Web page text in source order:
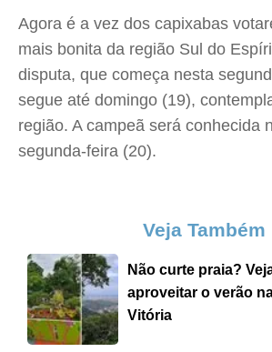
Agora é a vez dos capixabas
mais bonita da região Sul do
disputa, que começa nesta
segue até domingo (19),
região. A campeã será conhecida
segunda-feira (20).
Veja Também
Não curte praia?
aproveitar o verão
Vitória